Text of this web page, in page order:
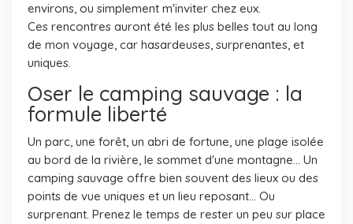
environs, ou simplement m'inviter chez eux.
Ces rencontres auront été les plus belles tout au long
de mon voyage, car hasardeuses, surprenantes, et
uniques.
Oser le camping sauvage : la
formule liberté
Un parc, une forêt, un abri de fortune, une plage isolée
au bord de la rivière, le sommet d'une montagne... Un
camping sauvage offre bien souvent des lieux ou des
points de vue uniques et un lieu reposant... Ou
surprenant. Prenez le temps de rester un peu sur place